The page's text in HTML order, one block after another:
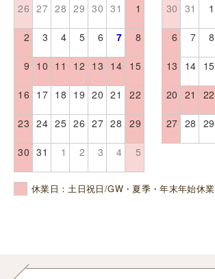
26 27 28 29 30 31 1
2 3 4 5 6 7 8
9 10 11 12 13 14 15
16 17 18 19 20 21 22
23 24 25 26 27 28 29
30 31 1 2 3 4 5
30 31 1
6 7 8
13 14 15
20 21 22
27 28 29
休業日：土日祝日/GW・夏季・年末年始休業